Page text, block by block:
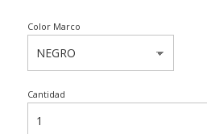
Color Marco
Cantidad